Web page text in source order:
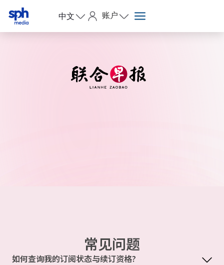
中文 账户
常见问题
如何查询我的订阅状态与续订资格?